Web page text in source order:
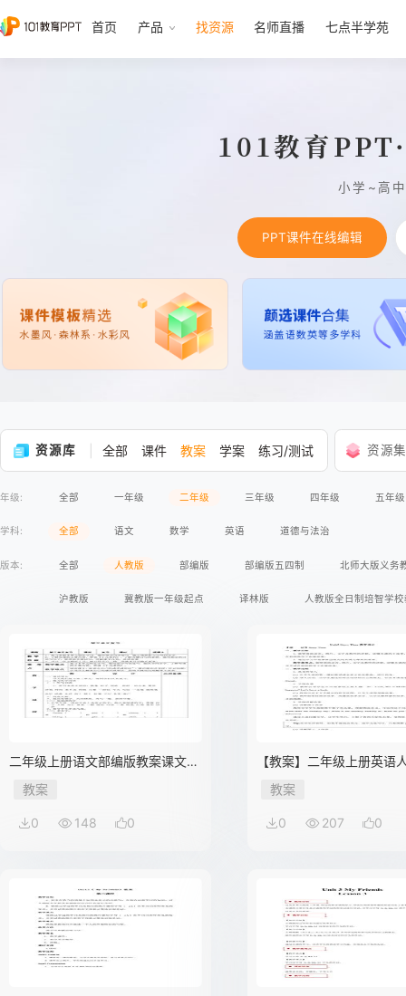
首页 产品 找资源 名师直播 七点半学苑
101教育
小学~高
PPT课件在线编辑
资源库 全部 课件 教案 学案 练习/测试 资源
年级: 全部 一年级 二年级 三年级 四年级 五年级
学科: 全部 语文 数学 英语 道德与法治
版本: 全部 人教版 部编版 部编版五四制 北师大版义务
沪教版 冀教版一年级起点 译林版 人教版全日制培智学
二年级上册语文部编版教案课文
（二）《第三单元复习》
教案
0 148 0
【教案】二年级上册英语
起点Unit 3 story time 02
教案
0 207 0